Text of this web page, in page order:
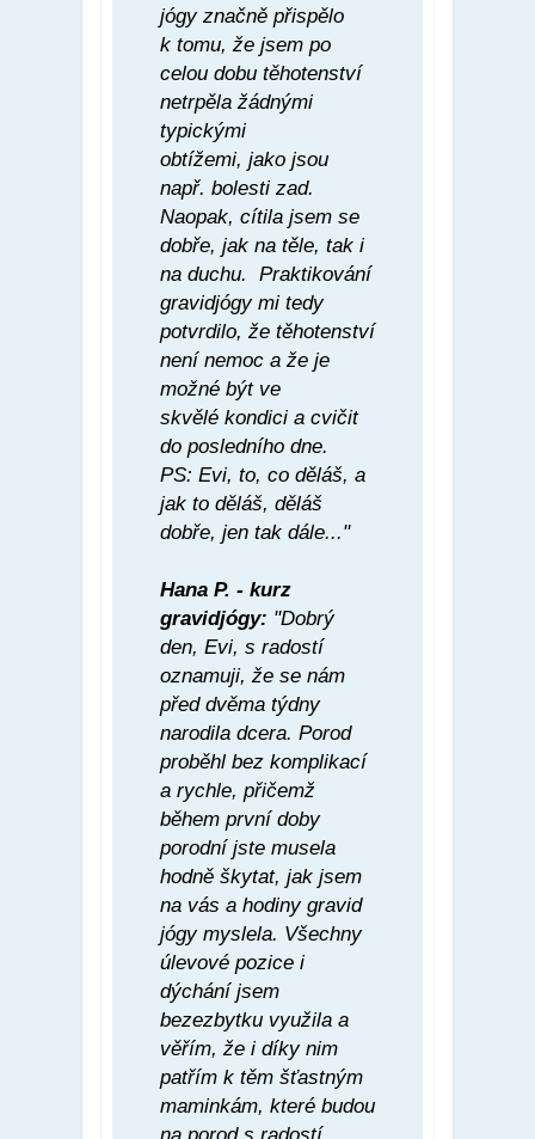
jógy značně přispělo
k tomu, že jsem po
celou dobu těhotenství
netrpěla žádnými
typickými
obtížemi, jako jsou
např. bolesti zad.
Naopak, cítila jsem se
dobře, jak na těle, tak i
na duchu. Praktikování
gravidjógy mi tedy
potvrdilo, že těhotenství
není nemoc a že je
možné být ve
skvělé kondici a cvičit
do posledního dne.
PS: Evi, to, co děláš, a
jak to děláš, děláš
dobře, jen tak dále..."
Hana P. - kurz
gravidjógy: "Dobrý
den, Evi, s radostí
oznamuji, že se nám
před dvěma týdny
narodila dcera. Porod
proběhl bez komplikací
a rychle, přičemž
během první doby
porodní jste musela
hodně škytat, jak jsem
na vás a hodiny gravid
jógy myslela. Všechny
úlevové pozice i
dýchání jsem
bezezbytku využila a
věřím, že i díky nim
patřím k těm šťastným
maminkám, které budou
na porod s radostí